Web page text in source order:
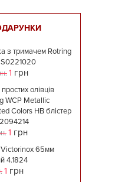
з тримачем Rotring
1 грн
олівців
WCP Metallic
Colors HB блістер
1 грн
65мм
4.1824
1 грн